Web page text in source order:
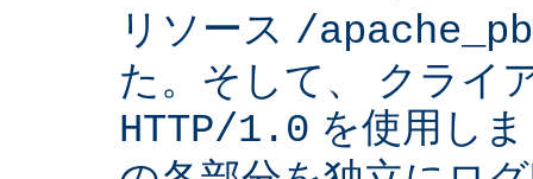
リソース /
た。そして、 クライ
HTTP/1.0 を使用し